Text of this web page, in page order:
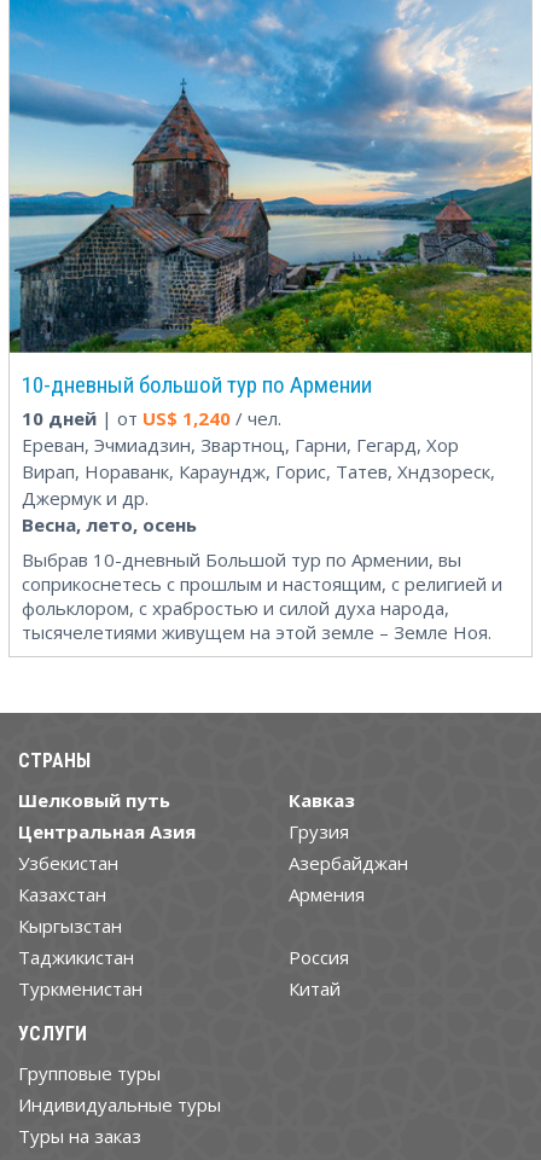
10-дневный большой тур по Армении
10 дней | от US$ 1,240 / чел.
Ереван, Эчмиадзин, Звартноц, Гарни, Гегард, Хор
Вирап, Нораванк, Караундж, Горис, Татев, Хндзореск,
Джермук и др.
Весна, лето, осень
Выбрав 10-дневный Большой тур по Армении, вы
соприкоснетесь с прошлым и настоящим, с религией и
фольклором, с храбростью и силой духа народа,
тысячелетиями живущем на этой земле – Земле Ноя.
СТРАНЫ
Шелковый путь
Центральная Азия
Узбекистан
Казахстан
Кыргызстан
Таджикистан
Туркменистан
Кавказ
Грузия
Азербайджан
Армения
Россия
Китай
УСЛУГИ
Групповые туры
Индивидуальные туры
Туры на заказ